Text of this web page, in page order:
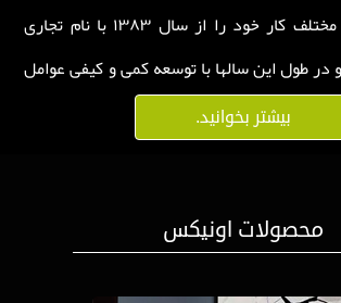
بوده در مدل‌‌‌‌های مختلف کار خود را از سال ۱۳۸۳ با نام تجاری
در طول این سالها با توسعه کمی و کیفی عوامل
رشد خود را حفظ نموده است، اصل احترام به
بیشتر بخوانید.
چشم انداز ها
محصولات اونیکس